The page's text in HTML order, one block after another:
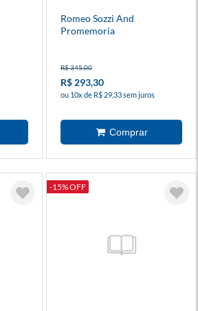
Romeo Sozzi And
Promemoria
R$ 345,00
R$ 293,30
ou 10x de R$ 29,33 sem juros
-15% OFF